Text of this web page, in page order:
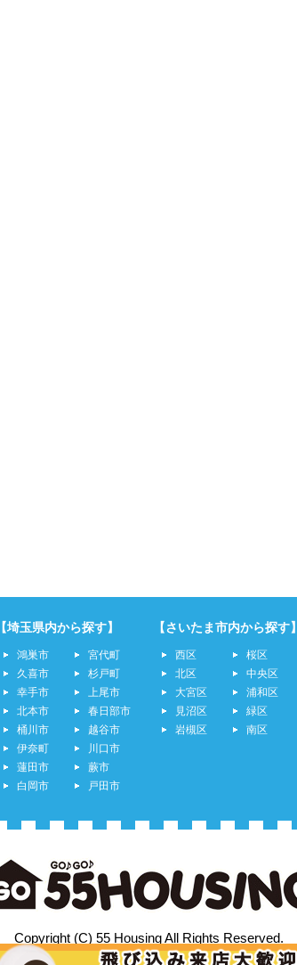
【埼玉県内から探す】
鴻巣市
久喜市
幸手市
北本市
桶川市
伊奈町
蓮田市
白岡市
宮代町
杉戸町
上尾市
春日部市
越谷市
川口市
蕨市
戸田市
【さいたま市内から探す】
西区
北区
大宮区
見沼区
岩槻区
桜区
中央区
浦和区
緑区
南区
Copyright (C) 55 Housing All Rights Reserved.